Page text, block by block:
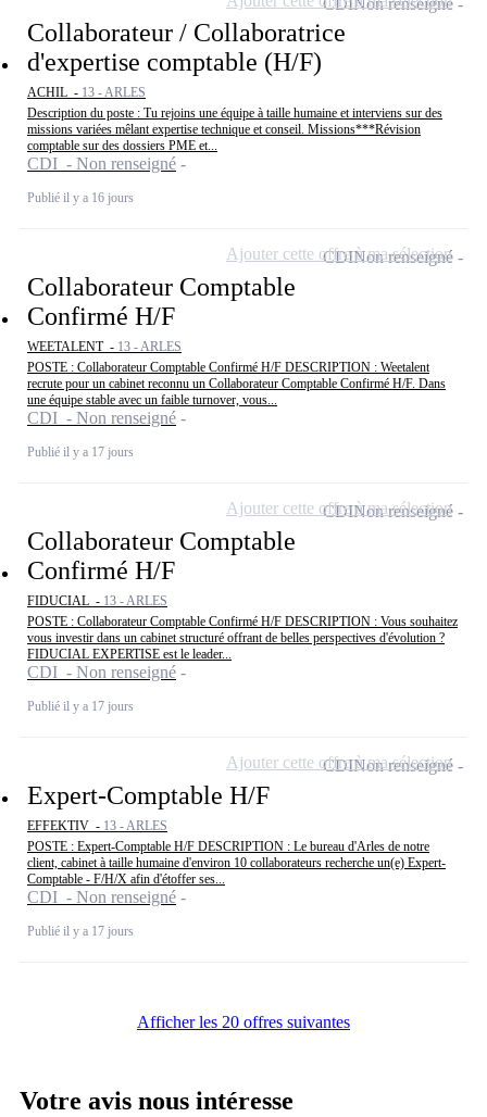
Collaborateur / Collaboratrice
d'expertise comptable (H/F)
ACHIL - 13 - ARLES
Description du poste : Tu rejoins une équipe à taille humaine et interviens sur des
missions variées mêlant expertise technique et conseil. Missions***Révision
comptable sur des dossiers PME et...
CDI - Non renseigné
Publié il y a 16 jours
Collaborateur Comptable
Confirmé H/F
WEETALENT - 13 - ARLES
POSTE : Collaborateur Comptable Confirmé H/F DESCRIPTION : Weetalent
recrute pour un cabinet reconnu un Collaborateur Comptable Confirmé H/F. Dans
une équipe stable avec un faible turnover, vous...
CDI - Non renseigné
Publié il y a 17 jours
CDINon renseigné
Ajouter cette offre à ma sélection
Collaborateur Comptable
Confirmé H/F
FIDUCIAL - 13 - ARLES
POSTE : Collaborateur Comptable Confirmé H/F DESCRIPTION : Vous souhaitez
vous investir dans un cabinet structuré offrant de belles perspectives d'évolution ?
FIDUCIAL EXPERTISE est le leader...
CDI - Non renseigné
Publié il y a 17 jours
CDINon renseigné
Ajouter cette offre à ma sélection
Expert-Comptable H/F
EFFEKTIV - 13 - ARLES
POSTE : Expert-Comptable H/F DESCRIPTION : Le bureau d'Arles de notre
client, cabinet à taille humaine d'environ 10 collaborateurs recherche un(e) Expert-
Comptable - F/H/X afin d'étoffer ses...
CDI - Non renseigné
Publié il y a 17 jours
CDINon renseigné
Ajouter cette offre à ma sélection
Afficher les 20 offres suivantes
Votre avis nous intéresse